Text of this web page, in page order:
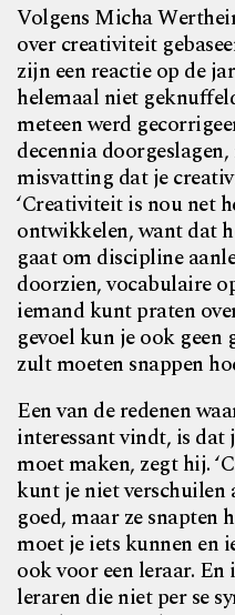
Volgens Micha
over creativiteit
zijn een reactie op de
helemaal niet
meteen werd
decennia
misvatting dat je
‘Creativiteit is nou net
ontwikkelen, want dat
gaat om discipline
doorzien, vocabulaire
iemand kunt praten
gevoel kun je ook geen
zult moeten snappen
Een van de redenen
interessant vindt, is dat
moet maken, zegt hij.
kunt je niet verschuilen
goed, maar ze snapten
moet je iets kunnen en
ook voor een leraar.
leraren die niet per se